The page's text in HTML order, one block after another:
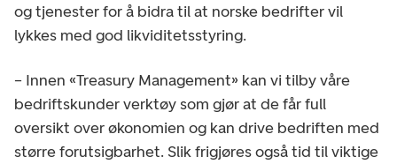
og tjenester for å bidra til at norske bedrifter vil
lykkes med god likviditetsstyring.
– Innen «Treasury Management» kan vi tilby våre
bedriftskunder verktøy som gjør at de får full
oversikt over økonomien og kan drive bedriften med
større forutsigbarhet. Slik frigjøres også tid til viktige